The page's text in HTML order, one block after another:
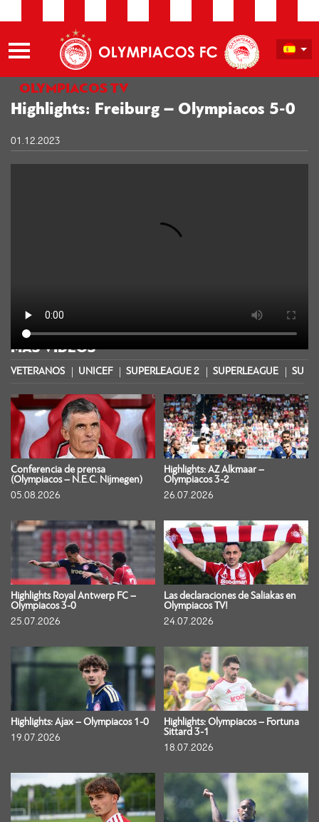
OLYMPIACOS TV
Highlights: Freiburg – Olympiacos 5-0
01.12.2023
MÁS VIDEOS
VETERANOS UNICEF SUPERLEAGUE 2 SUPERLEAGUE
Conferencia de prensa
(Olympiacos – N.E.C. Nijmegen)
05.08.2026
Highlights: AZ Alkmaar –
Olympiacos 3-2
26.07.2026
Highlights Royal Antwerp FC –
Olympiacos 3-0
25.07.2026
Las declaraciones de Saliakas en
Olympiacos TV!
24.07.2026
Highlights: Ajax – Olympiacos 1-0
19.07.2026
Highlights: Olympiacos – Fortuna
Sittard 3-1
18.07.2026